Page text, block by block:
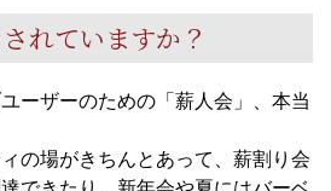
れていますか？
ーザーのための「薪人会」、本当
の場がきちんとあって、薪割り会